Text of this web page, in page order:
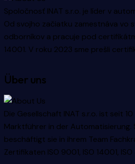
Spoločnosť INAT s.r.o. je líder v
Od svojho začiatku zamestnáva vo
odborníkov a pracuje pod
14001. V roku 2023 sme prešli
Über uns
Die Gesellschaft INAT s.r.o. ist seit
Marktführer in der Automatisierung.
beschäftigt sie in ihrem Team
Zertifikaten ISO 9001, ISO 14001, ISO